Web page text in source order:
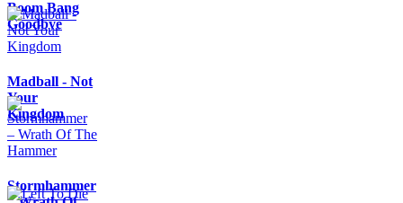
Boom Bang
Goodbye
Madball - Not
Your
Kingdom
Stormhammer